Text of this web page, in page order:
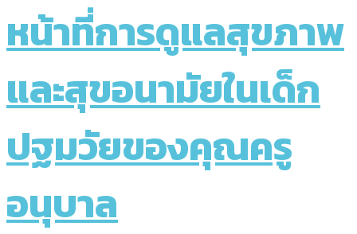
หน้าที่การดูแลสุขภาพ
และสุขอนามัยในเด็ก
ปฐมวัยของคุณครู
อนุบาล